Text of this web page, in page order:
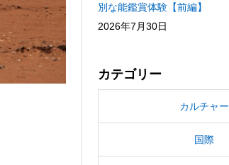
別な能鑑賞体験【前編】
2026年7月30日
カテゴリー
カルチャー
国際